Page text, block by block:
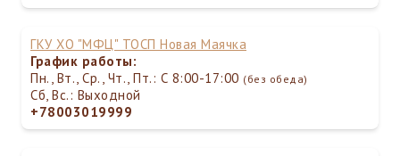
ГКУ ХО "МФЦ" ТОСП Новая Маячка
График работы:
Пн., Вт., Ср., Чт., Пт.: С 8:00-17:00 (без обеда)
Сб, Вс.: Выходной
+78003019999